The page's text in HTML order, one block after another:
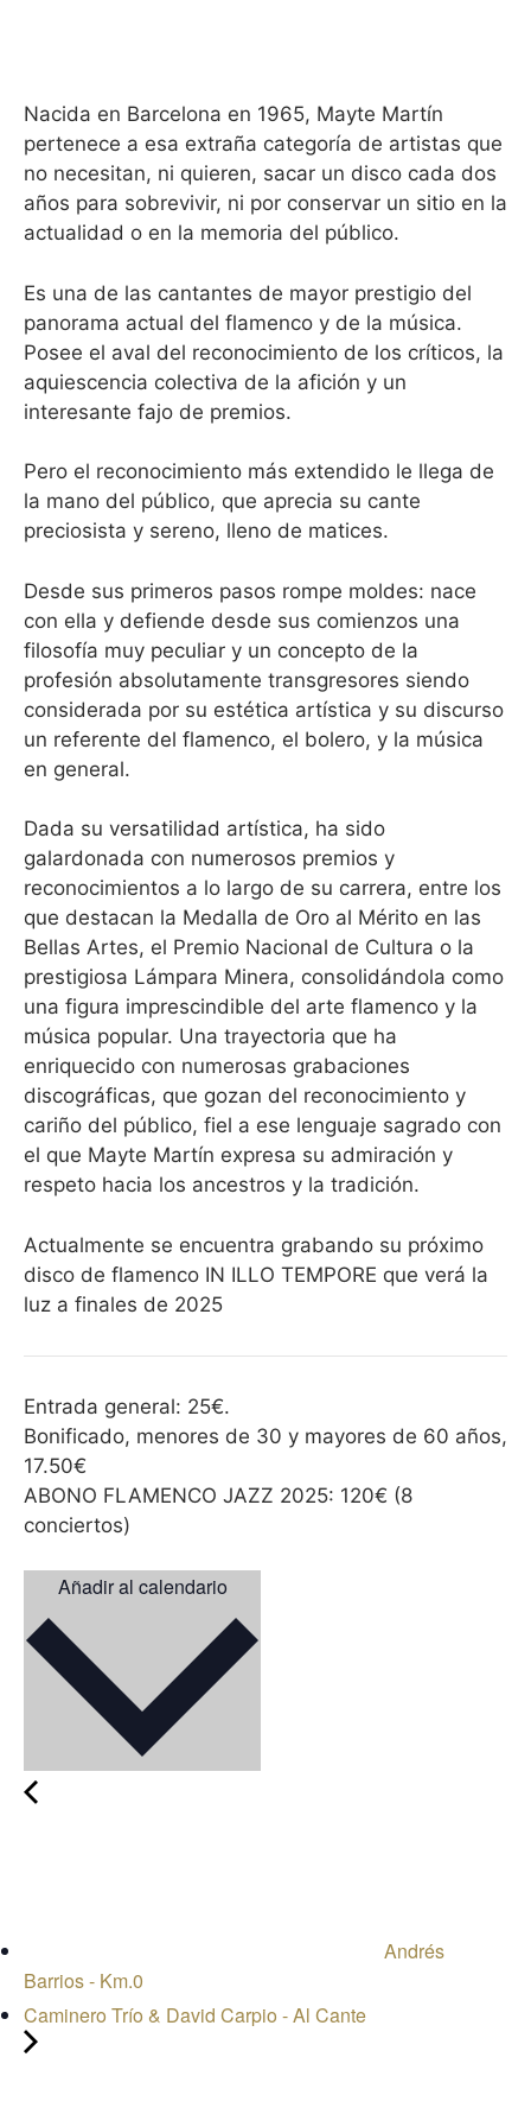
Nacida en Barcelona en 1965, Mayte Martín
pertenece a esa extraña categoría de artistas que
no necesitan, ni quieren, sacar un disco cada dos
años para sobrevivir, ni por conservar un sitio en la
actualidad o en la memoria del público.
Es una de las cantantes de mayor prestigio del
panorama actual del flamenco y de la música.
Posee el aval del reconocimiento de los críticos, la
aquiescencia colectiva de la afición y un
interesante fajo de premios.
Pero el reconocimiento más extendido le llega de
la mano del público, que aprecia su cante
preciosista y sereno, lleno de matices.
Desde sus primeros pasos rompe moldes: nace
con ella y defiende desde sus comienzos una
filosofía muy peculiar y un concepto de la
profesión absolutamente transgresores siendo
considerada por su estética artística y su discurso
un referente del flamenco, el bolero, y la música
en general.
Dada su versatilidad artística, ha sido
galardonada con numerosos premios y
reconocimientos a lo largo de su carrera, entre los
que destacan la Medalla de Oro al Mérito en las
Bellas Artes, el Premio Nacional de Cultura o la
prestigiosa Lámpara Minera, consolidándola como
una figura imprescindible del arte flamenco y la
música popular. Una trayectoria que ha
enriquecido con numerosas grabaciones
discográficas, que gozan del reconocimiento y
cariño del público, fiel a ese lenguaje sagrado con
el que Mayte Martín expresa su admiración y
respeto hacia los ancestros y la tradición.
Actualmente se encuentra grabando su próximo
disco de flamenco IN ILLO TEMPORE que verá la
luz a finales de 2025
Entrada general: 25€.
Bonificado, menores de 30 y mayores de 60 años,
17.50€
ABONO FLAMENCO JAZZ 2025: 120€ (8
conciertos)
Andrés
Barrios - Km.0
Caminero Trío & David Carpio - Al Cante